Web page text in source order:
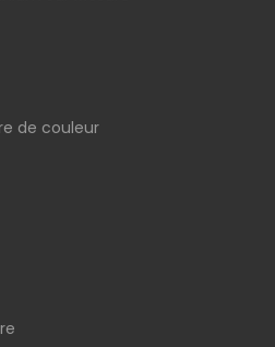
de couleur